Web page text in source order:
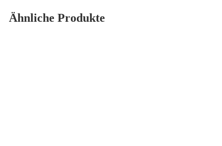
Ähnliche Produkte